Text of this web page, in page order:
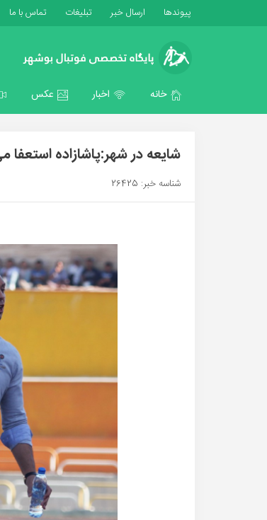
پیوندها ارسال خبر تبلیغات تماس با ما
خانه اخبار عکس
شایعه در شهر:پاشازاده
شناسه خبر: 26425